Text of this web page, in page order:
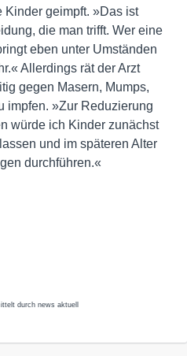
Kinder geimpft. »Das ist
die man trifft. Wer eine
eben unter Umständen
Allerdings rät der Arzt
gegen Masern, Mumps,
impfen. »Zur Reduzierung
würde ich Kinder zunächst
und im späteren Alter
durchführen.«
durch news aktuell